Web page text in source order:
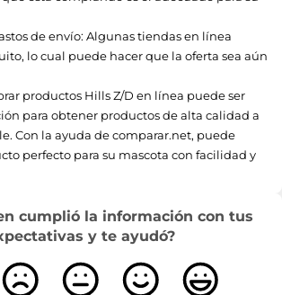
de envío: Algunas tiendas en línea
lo cual puede hacer que la oferta sea aún
productos Hills Z/D en línea puede ser
para obtener productos de alta calidad a
Con la ayuda de comparar.net, puede
perfecto para su mascota con facilidad y
cumplió la información con tus
y te ayudó?